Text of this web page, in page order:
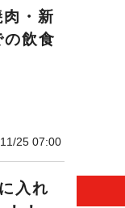
・新
飲食
25 07:00
入れ